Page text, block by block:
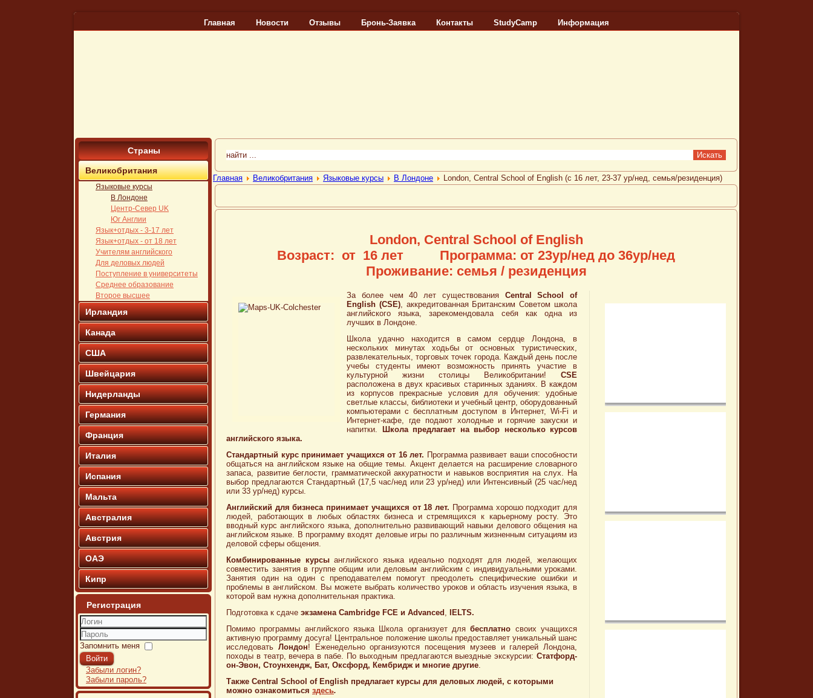
Главная Новости Отзывы Бронь-Заявка Контакты StudyCamp Информация
Страны
Великобритания
Языковые курсы
В Лондоне
Центр-Север UK
Юг Англии
Язык+отдых - 3-17 лет
Язык+отдых - от 18 лет
Учителям английского
Для деловых людей
Поступление в университеты
Среднее образование
Второе высшее
Ирландия
Канада
США
Швейцария
Нидерланды
Германия
Франция
Италия
Испания
Мальта
Австралия
Австрия
ОАЭ
Кипр
Регистрация
Логин
Пароль
Запомнить меня
Войти
Забыли логин?
Забыли пароль?
Главная Великобритания Языковые курсы В Лондоне London, Central School of English (с 16 лет, 23-37 ур/нед, семья/резиденция)
London, Central School of English
Возраст: от 16 лет Программа: от 23ур/нед до 36ур/нед
Проживание: семья / резиденция
За более чем 40 лет существования Central School of
English (CSE), аккредитованная Британским Советом школа
английского языка, зарекомендовала себя как одна из
лучших в Лондоне.
Школа удачно находится в самом сердце Лондона, в
нескольких минутах ходьбы от основных туристических,
развлекательных, торговых точек города. Каждый день после
учебы студенты имеют возможность принять участие в
культурной жизни столицы Великобритании! CSE
расположена в двух красивых старинных зданиях. В каждом
из корпусов прекрасные условия для обучения: удобные
светлые классы, библиотеки и учебный центр, оборудованный
компьютерами с бесплатным доступом в Интернет, Wi-Fi и
Интернет-кафе, где подают холодные и горячие закуски и
напитки.
Школа предлагает на выбор несколько курсов
английского языка.
Стандартный курс принимает учащихся от 16 лет. Программа развивает ваши способности
общаться на английском языке на общие темы. Акцент делается на расширение словарного
запаса, развитие беглости, грамматической аккуратности и навыков восприятия на слух. На
выбор предлагаются Стандартный (17,5 час/нед или 23 ур/нед) или Интенсивный (25 час/нед
или 33 ур/нед) курсы.
Английский для бизнеса принимает учащихся от18 лет. Программа хорошо подходит для
людей, работающих в любых областях бизнеса и стремящихся к карьерному росту. Это
вводный курс английского языка, дополнительно развивающий навыки делового общения на
английском языке. В программу входят деловые игры по различным жизненным ситуациям из
деловой сферы общения.
Комбинированные курсыанглийского языка идеально подходят для людей, желающих
совместить занятия в группе общим или деловым английским с индивидуальными уроками.
Занятия один на один с преподавателем помогут преодолеть специфические ошибки и
проблемы в английском. Вы можете выбрать количество уроков и область изучения языка, в
которой вам нужна дополнительная практика.
Подготовка к сдаче экзамена Cambridge FCE и Advanced ,
IELTS.
Помимо программы английского языка Школа организует длябесплатно своих учащихся
активную программу досуга! Центральное положение школы предоставляет уникальный шанс
исследовать Лондон! Еженедельно организуются посещения музеев и галерей Лондона,
походы в театр, вечера в пабе. По выходным предлагаются выездные экскурсии: Статфорд-
он-Эвон, Стоунхендж, Бат, Оксфорд, Кембридж и многие другие.
Также Central School of English предлагает курсы для деловых людей, с которыми
можно ознакомиться здесь.